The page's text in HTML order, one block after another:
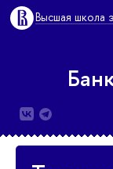
Высшая школа